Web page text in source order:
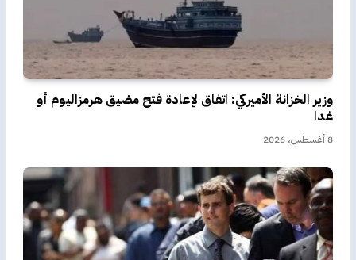
وزير الخزانة الأميركي: اتفاق لإعادة فتح مضيق هرمزاليوم أو
غدا
8 أغسطس، 2026